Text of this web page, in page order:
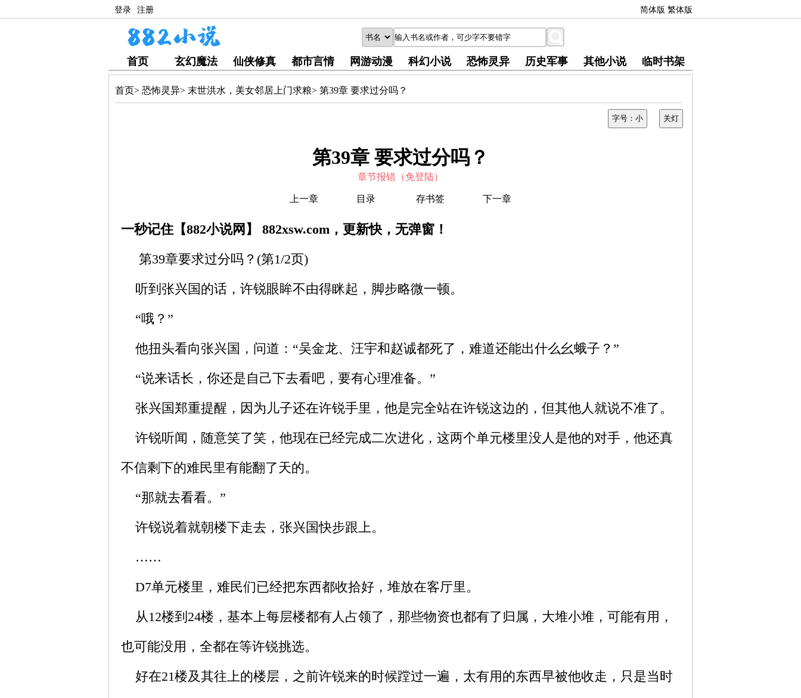
登录 注册 简体版 繁体版
首页 玄幻魔法 仙侠修真 都市言情 网游动漫 科幻小说 恐怖灵异 历史军事 其他小说 临时书架
首页> 恐怖灵异> 末世洪水，美女邻居上门求粮> 第39章 要求过分吗？
关灯
字号：小
第39章 要求过分吗？
章节报错（免登陆）
上一章 目录 存书签 下一章
一秒记住【882小说网】 882xsw.com，更新快，无弹窗！
第39章要求过分吗？(第1/2页)
听到张兴国的话，许锐眼眸不由得眯起，脚步略微一顿。
“哦？”
他扭头看向张兴国，问道：“吴金龙、汪宇和赵诚都死了，难道还能出什么幺蛾子？”
“说来话长，你还是自己下去看吧，要有心理准备。”
张兴国郑重提醒，因为儿子还在许锐手里，他是完全站在许锐这边的，但其他人就说不准了。
许锐听闻，随意笑了笑，他现在已经完成二次进化，这两个单元楼里没人是他的对手，他还真
不信剩下的难民里有能翻了天的。
“那就去看看。”
许锐说着就朝楼下走去，张兴国快步跟上。
……
D7单元楼里，难民们已经把东西都收拾好，堆放在客厅里。
从12楼到24楼，基本上每层楼都有人占领了，那些物资也都有了归属，大堆小堆，可能有用，
也可能没用，全都在等许锐挑选。
好在21楼及其往上的楼层，之前许锐来的时候蹚过一遍，太有用的东西早被他收走，只是当时